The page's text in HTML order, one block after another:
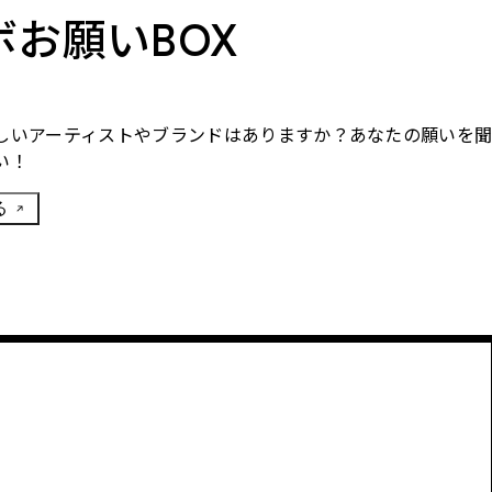
お願いBOX
いアーティストやブランドはありますか？あなたの願いを聞
！